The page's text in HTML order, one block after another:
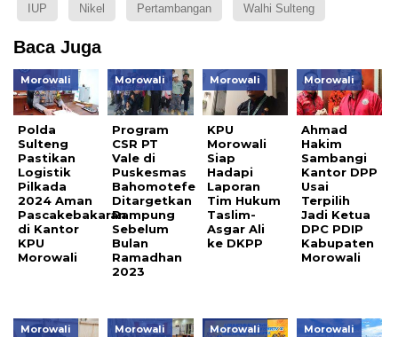
IUP Nikel Pertambangan Walhi Sulteng
Baca Juga
Morowali
Polda
Sulteng
Pastikan
Logistik
Pilkada
2024 Aman
Pascakebakaran
di Kantor
KPU
Morowali
Morowali
Program
CSR PT
Vale di
Puskesmas
Bahomotefe
Ditargetkan
Rampung
Sebelum
Bulan
Ramadhan
2023
Morowali
KPU
Morowali
Siap
Hadapi
Laporan
Tim Hukum
Taslim-
Asgar Ali
ke DKPP
Morowali
Ahmad
Hakim
Sambangi
Kantor DPP
Usai
Terpilih
Jadi Ketua
DPC PDIP
Kabupaten
Morowali
Morowali Morowali Morowali Morowali